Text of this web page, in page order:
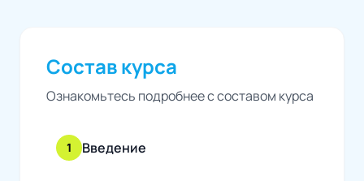
Состав курса
Ознакомьтесь подробнее с составом курса
1 Введение